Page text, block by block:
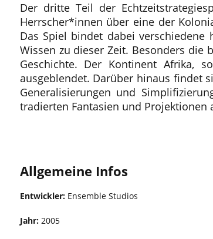
Der dritte Teil der
Herrscher*innen über eine der
Das Spiel bindet dabei
Wissen zu dieser Zeit. Besonders die
Geschichte. Der Kontinent Afrika,
ausgeblendet. Darüber hinaus findet
Generalisierungen und
tradierten Fantasien und Projektionen
Allgemeine Infos
Entwickler:Ensemble Studios
Jahr:2005